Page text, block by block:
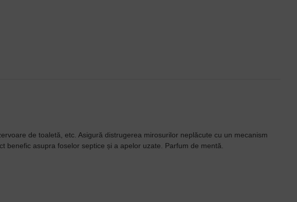
de toaletă, etc. Asigură distrugerea mirosurilor neplăcute cu un mecanism
asupra foselor septice și a apelor uzate. Parfum de mentă.